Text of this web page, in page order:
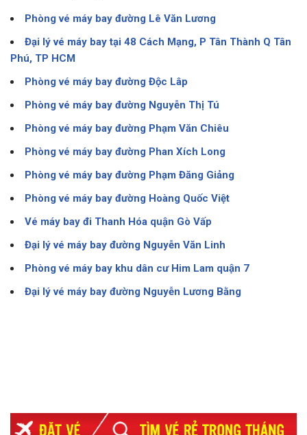
Phòng vé máy bay đường Lê Văn Lương
Đại lý vé máy bay tại 48 Cách Mạng, P Tân Thành Q Tân
Phú, TP HCM
Phòng vé máy bay đường Độc Lâp
Phòng vé máy bay đường Nguyễn Thị Tú
Phòng vé máy bay đường Phạm Văn Chiêu
Phòng vé máy bay đường Phan Xích Long
Phòng vé máy bay đường Phạm Đăng Giảng
Phòng vé máy bay đường Hoàng Quốc Việt
Vé máy bay đi Thanh Hóa quận Gò Vấp
Đại lý vé máy bay đường Nguyễn Văn Linh
Phòng vé máy bay khu dân cư Him Lam quận 7
Đại lý vé máy bay đường Nguyễn Lương Bằng